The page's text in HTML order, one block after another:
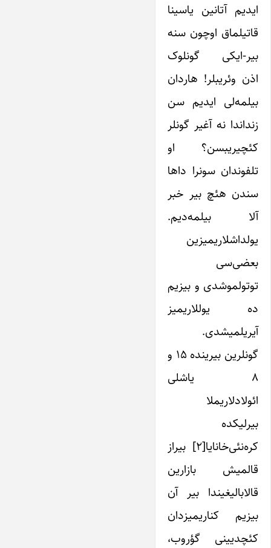
ایدیم آتانین یاسینا
قاتیلماق اوچون سنه
بیر-ایکی گونلوک
اذن وئریبلر! هاردان
بیلمه‌لی ایدیم سن
زنداندا نه آغیر گونلر
کئچیریبسن؟ او
تلفوندان سونرا داها
سندن هئچ بیر خبر
آلا بیلمه‌دیم.
یولداشلاریمیزین
بعضی‌سی
توتولموشدی و بیزیم
ده یوللاریمیز
آیریلمیشدی.
گونلرین بیرینده ۱۵ و
۸ یاشلی
ائولادلاریملا
بیرلیکده
کره‌نئی‌خانایا[۲] بیراز
قالمیش بازارین
قالابالیغیندا بیر آن
بیزیم کناریمیزدان
کئچدیینی گؤروب،